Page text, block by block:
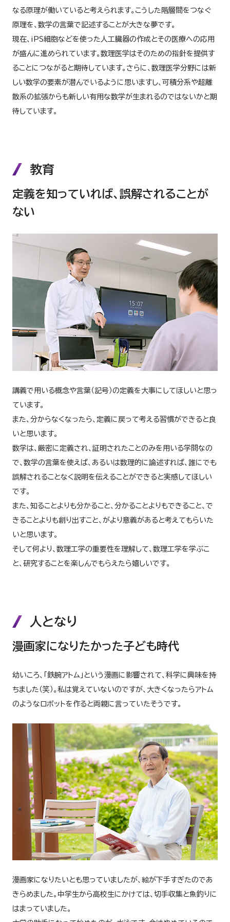
なる原理が働いていると考えられます。こうした階層間をつなぐ
原理を、数学の言葉で記述することが大きな夢です。
現在、iPS細胞などを使った人工臓器の作成とその医療への応用
が盛んに進められています。数理医学はそのための指針を提供す
ることにつながると期待しています。さらに、数理医学分野には新
しい数学の要素が潜んでいるように思いますし、可積分系や超離
散系の拡張からも新しい有用な数学が生まれるのではないかと期
待しています。
教育
定義を知っていれば、誤解されることが
ない
講義で用いる概念や言葉（記号）の定義を大事にしてほしいと思っ
ています。
また、分からなくなったら、定義に戻って考える習慣ができると良
いと思います。
数学は、厳密に定義され、証明されたことのみを用いる学問なの
で、数学の言葉を使えば、あるいは数理的に論述すれば、誰にでも
誤解されることなく説明を伝えることができると実感してほしい
です。
また、知ることよりも分かること、分かることよりもできること、で
きることよりも創り出すこと、がより意義があると考えてもらいた
いと思います。
そして何より、数理工学の重要性を理解して、数理工学を学ぶこ
と、研究することを楽しんでもらえたら嬉しいです。
人となり
漫画家になりたかった子ども時代
幼いころ、「鉄腕アトム」という漫画に影響されて、科学に興味を持
ちました（笑）。私は覚えていないのですが、大きくなったらアトム
のようなロボットを作ると両親に言っていたそうです。
漫画家になりたいとも思っていましたが、絵が下手すぎたのであ
きらめました。中学生から高校生にかけては、切手収集と魚釣りに
はまっていました。